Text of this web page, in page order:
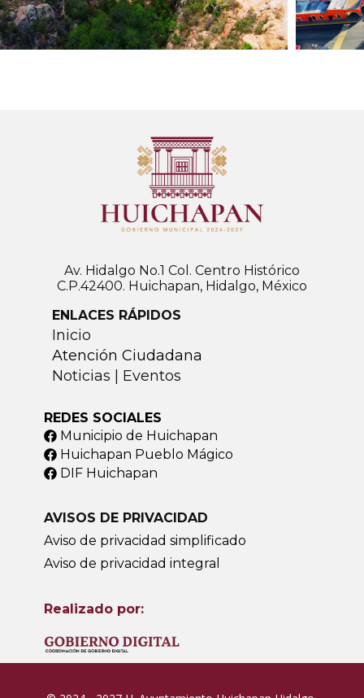
Av. Hidalgo No.1 Col. Centro Histórico
C.P.42400. Huichapan, Hidalgo, México
ENLACES RÁPIDOS
Inicio
Atención Ciudadana
Noticias | Eventos
REDES SOCIALES
Municipio de Huichapan
Huichapan Pueblo Mágico
DIF Huichapan
AVISOS DE PRIVACIDAD
Aviso de privacidad simplificado
Aviso de privacidad integral
Realizado por: